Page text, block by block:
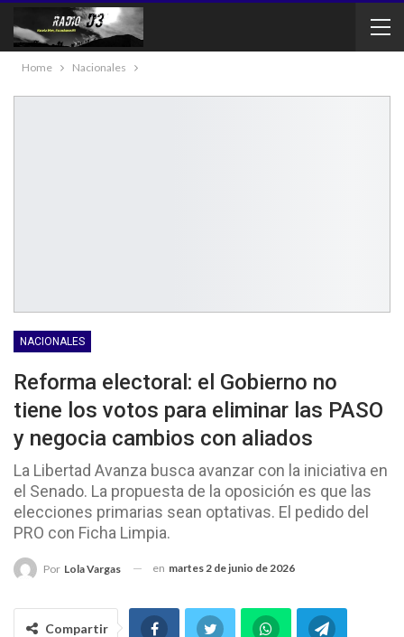
Home Nacionales
NACIONALES
Reforma electoral: el Gobierno no
tiene los votos para eliminar las PASO
y negocia cambios con aliados
La Libertad Avanza busca avanzar con la iniciativa en
el Senado. La propuesta de la oposición es que las
elecciones primarias sean optativas. El pedido del
PRO con Ficha Limpia.
Por Lola Vargas en martes 2 de junio de 2026
Compartir